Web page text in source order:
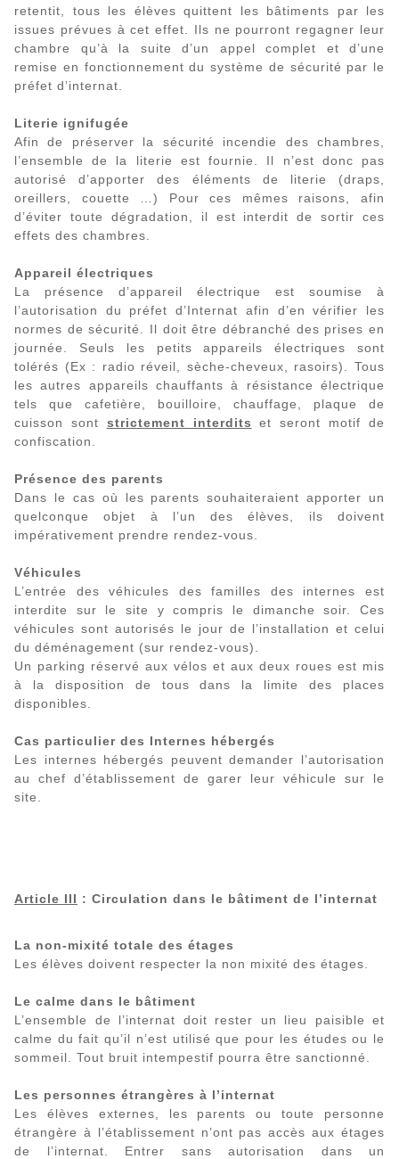
retentit, tous les élèves quittent les bâtiments par les
issues prévues à cet effet. Ils ne pourront regagner leur
chambre qu’à la suite d’un appel complet et d’une
remise en fonctionnement du système de sécurité par le
préfet d’internat.
Literie ignifugée
Afin de préserver la sécurité incendie des chambres,
l’ensemble de la literie est fournie. Il n’est donc pas
autorisé d’apporter des éléments de literie (draps,
oreillers, couette …) Pour ces mêmes raisons, afin
d’éviter toute dégradation, il est interdit de sortir ces
effets des chambres.
Appareil électriques
La présence d’appareil électrique est soumise à
l’autorisation du préfet d’Internat afin d’en vérifier les
normes de sécurité. Il doit être débranché des prises en
journée. Seuls les petits appareils électriques sont
tolérés (Ex : radio réveil, sèche-cheveux, rasoirs). Tous
les autres appareils chauffants à résistance électrique
tels que cafetière, bouilloire, chauffage, plaque de
cuisson sont strictement interdits et seront motif de
confiscation.
Présence des parents
Dans le cas où les parents souhaiteraient apporter un
quelconque objet à l’un des élèves, ils doivent
impérativement prendre rendez-vous.
Véhicules
L’entrée des véhicules des familles des internes est
interdite sur le site y compris le dimanche soir. Ces
véhicules sont autorisés le jour de l’installation et celui
du déménagement (sur rendez-vous).
Un parking réservé aux vélos et aux deux roues est mis
à la disposition de tous dans la limite des places
disponibles.
Cas particulier des Internes hébergés
Les internes hébergés peuvent demander l’autorisation
au chef d’établissement de garer leur véhicule sur le
site.
Article III : Circulation dans le bâtiment de l’internat
La non-mixité totale des étages
Les élèves doivent respecter la non mixité des étages.
Le calme dans le bâtiment
L’ensemble de l’internat doit rester un lieu paisible et
calme du fait qu’il n’est utilisé que pour les études ou le
sommeil. Tout bruit intempestif pourra être sanctionné.
Les personnes étrangères à l’internat
Les élèves externes, les parents ou toute personne
étrangère à l’établissement n’ont pas accès aux étages
de l’internat. Entrer sans autorisation dans un